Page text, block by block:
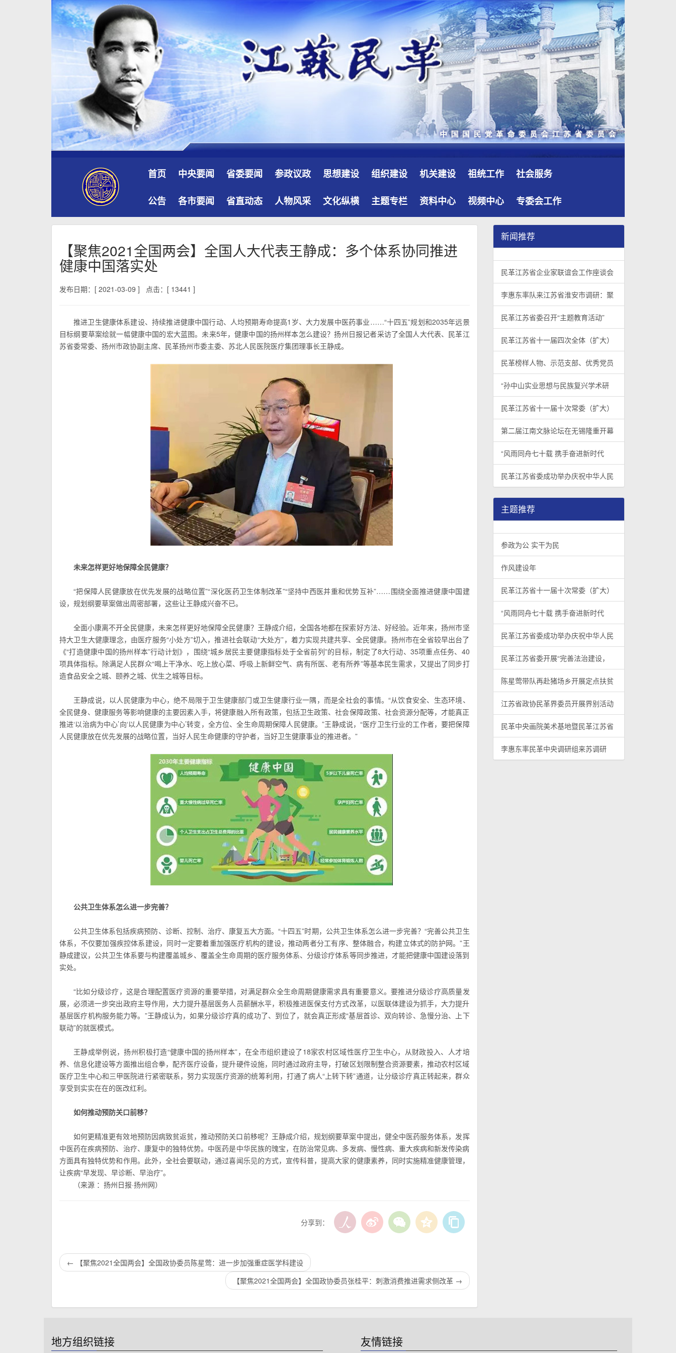
首页 中央要闻 省委要闻 参政议政 思想建设 组织建设 机关建设 祖统工作 社会服务
公告 各市要闻 省直动态 人物风采 文化纵横 主题专栏 资料中心 视频中心 专委会工作
【聚焦2021全国两会】全国人大代表王静成：多个体系协同推进
健康中国落实处
发布日期：[ 2021-03-09 ] 点击：[ 13441 ]
推进卫生健康体系建设、持续推进健康中国行动、人均预期寿命提高1岁、大力发展中医药事业……“十四五”规划和2035年远景
目标纲要草案绘就一幅健康中国的宏大蓝图。未来5年，健康中国的扬州样本怎么建设？扬州日报记者采访了全国人大代表、民革江
苏省委常委、扬州市政协副主席、民革扬州市委主委、苏北人民医院医疗集团理事长王静成。
未来怎样更好地保障全民健康？
“把保障人民健康放在优先发展的战略位置”“深化医药卫生体制改革”“坚持中西医并重和优势互补”……围绕全面推进健康中国建
设，规划纲要草案做出周密部署，这些让王静成兴奋不已。
全面小康离不开全民健康，未来怎样更好地保障全民健康？王静成介绍，全国各地都在探索好方法、好经验。近年来，扬州市坚
持大卫生大健康理念，由医疗服务“小处方”切入，推进社会联动“大处方”，着力实现共建共享、全民健康。扬州市在全省较早出台了
《“打造健康中国的扬州样本”行动计划》，围绕“城乡居民主要健康指标处于全省前列”的目标，制定了8大行动、35项重点任务、40
项具体指标。除满足人民群众“喝上干净水、吃上放心菜、呼吸上新鲜空气、病有所医、老有所养”等基本民生需求，又提出了同步打
造食品安全之城、颐养之城、优生之城等目标。
王静成说，以人民健康为中心，绝不局限于卫生健康部门或卫生健康行业一隅，而是全社会的事情。“从饮食安全、生态环境、
全民健身、健康服务等影响健康的主要因素入手，将健康融入所有政策，包括卫生政策、社会保障政策、社会资源分配等，才能真正
推进‘以治病为中心’向‘以人民健康为中心’转变，全方位、全生命周期保障人民健康。”王静成说，“医疗卫生行业的工作者，要把保障
人民健康放在优先发展的战略位置，当好人民生命健康的守护者，当好卫生健康事业的推进者。”
公共卫生体系怎么进一步完善？
公共卫生体系包括疾病预防、诊断、控制、治疗、康复五大方面。“十四五”时期，公共卫生体系怎么进一步完善？“完善公共卫生
体系，不仅要加强疾控体系建设，同时一定要着重加强医疗机构的建设，推动两者分工有序、整体融合，构建立体式的防护网。”王
静成建议，公共卫生体系要与构建覆盖城乡、覆盖全生命周期的医疗服务体系、分级诊疗体系等同步推进，才能把健康中国建设落到
实处。
“比如分级诊疗，这是合理配置医疗资源的重要举措，对满足群众全生命周期健康需求具有重要意义。要推进分级诊疗高质量发
展，必须进一步突出政府主导作用，大力提升基层医务人员薪酬水平，积极推进医保支付方式改革，以医联体建设为抓手，大力提升
基层医疗机构服务能力等。”王静成认为，如果分级诊疗真的成功了、到位了，就会真正形成“基层首诊、双向转诊、急慢分治、上下
联动”的就医模式。
王静成举例说，扬州积极打造“健康中国的扬州样本”，在全市组织建设了18家农村区域性医疗卫生中心，从财政投入、人才培
养、信息化建设等方面推出组合拳，配齐医疗设备，提升硬件设施，同时通过政府主导，打破区划限制整合资源要素，推动农村区域
医疗卫生中心和三甲医院进行紧密联系，努力实现医疗资源的统筹利用，打通了病人“上转下转”通道，让分级诊疗真正转起来，群众
享受到实实在在的医改红利。
如何推动预防关口前移？
如何更精准更有效地预防因病致贫返贫，推动预防关口前移呢？王静成介绍，规划纲要草案中提出，健全中医药服务体系，发挥
中医药在疾病预防、治疗、康复中的独特优势。中医药是中华民族的瑰宝，在防治常见病、多发病、慢性病、重大疾病和新发传染病
方面具有独特优势和作用。此外，全社会要联动，通过喜闻乐见的方式，宣传科普，提高大家的健康素养，同时实施精准健康管理，
让疾病“早发现、早诊断、早治疗”。
（来源 ：扬州日报·扬州网）
分享到：
← 【聚焦2021全国两会】全国政协委员陈星莺：进一步加强重症医学科建设
【聚焦2021全国两会】全国政协委员张桂平：刺激消费推进需求侧改革 →
新闻推荐
民革江苏省企业家联谊会工作座谈会在宁召开
1/3 李惠东率队来江苏省淮安市调研：聚焦民革党
2/3 民革江苏省委召开“主题教育活动” 领导班子民
3/3
民革江苏省企业家联谊会工作座谈会
李惠东率队来江苏省淮安市调研：聚
民革江苏省委召开“主题教育活动”
民革江苏省十一届四次全体（扩大）
民革榜样人物、示范支部、优秀党员
“孙中山实业思想与民族复兴学术研
民革江苏省十一届十次常委（扩大）
第二届江南文脉论坛在无锡隆重开幕
“风雨同舟七十载 携手奋进新时代
民革江苏省委成功举办庆祝中华人民
主题推荐
参政为公 实干为民
作风建设年
民革江苏省十一届十次常委（扩大）
“风雨同舟七十载 携手奋进新时代
民革江苏省委成功举办庆祝中华人民
民革江苏省委开展“完善法治建设，
陈星莺带队再赴猪场乡开展定点扶贫
江苏省政协民革界委员开展界别活动
民革中央画院美术基地暨民革江苏省
李惠东率民革中央调研组来苏调研
地方组织链接 友情链接